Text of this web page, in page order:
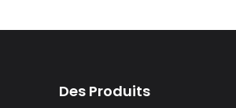
Des Produits